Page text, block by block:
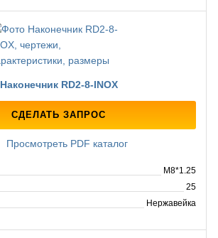
Наконечник RD2-8-INOX
СДЕЛАТЬ ЗАПРОС
Просмотреть PDF каталог
M8*1.25
25
Нержавейка